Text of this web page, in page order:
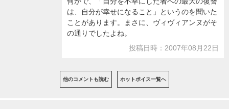
は、自分が幸せになること」というのを聞いた
ことがあります。まさに、ヴィヴィアンヌがそ
の通りでしたよね。
投稿日時：2007年08月22日
他のコメントも読む ホットボイス一覧へ